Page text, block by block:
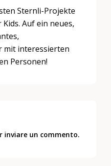
Sternli-Projekte
Auf ein neues,
mit interessierten
Personen!
inviare un commento.